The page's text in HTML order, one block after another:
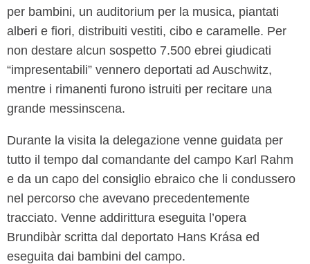
per bambini, un auditorium per la musica, piantati
alberi e fiori, distribuiti vestiti, cibo e caramelle. Per
non destare alcun sospetto 7.500 ebrei giudicati
“impresentabili” vennero deportati ad Auschwitz,
mentre i rimanenti furono istruiti per recitare una
grande messinscena.
Durante la visita la delegazione venne guidata per
tutto il tempo dal comandante del campo Karl Rahm
e da un capo del consiglio ebraico che li condussero
nel percorso che avevano precedentemente
tracciato. Venne addirittura eseguita l’opera
Brundibàr scritta dal deportato Hans Krása ed
eseguita dai bambini del campo.